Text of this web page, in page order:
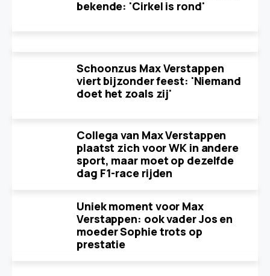
bekende: 'Cirkel is rond'
Schoonzus Max Verstappen
viert bijzonder feest: 'Niemand
doet het zoals zij'
Collega van Max Verstappen
plaatst zich voor WK in andere
sport, maar moet op dezelfde
dag F1-race rijden
Uniek moment voor Max
Verstappen: ook vader Jos en
moeder Sophie trots op
prestatie